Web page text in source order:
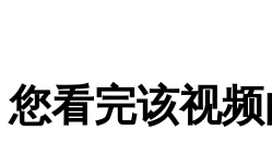
您看完该视